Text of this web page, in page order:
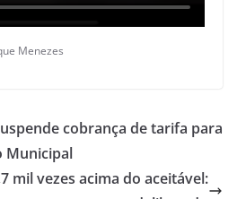
Menezes
cobrança de tarifa para
Municipal
mil vezes acima do aceitável: